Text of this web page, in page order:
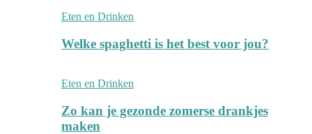
Eten en Drinken
Welke spaghetti is het best voor jou?
Eten en Drinken
Zo kan je gezonde zomerse drankjes
maken